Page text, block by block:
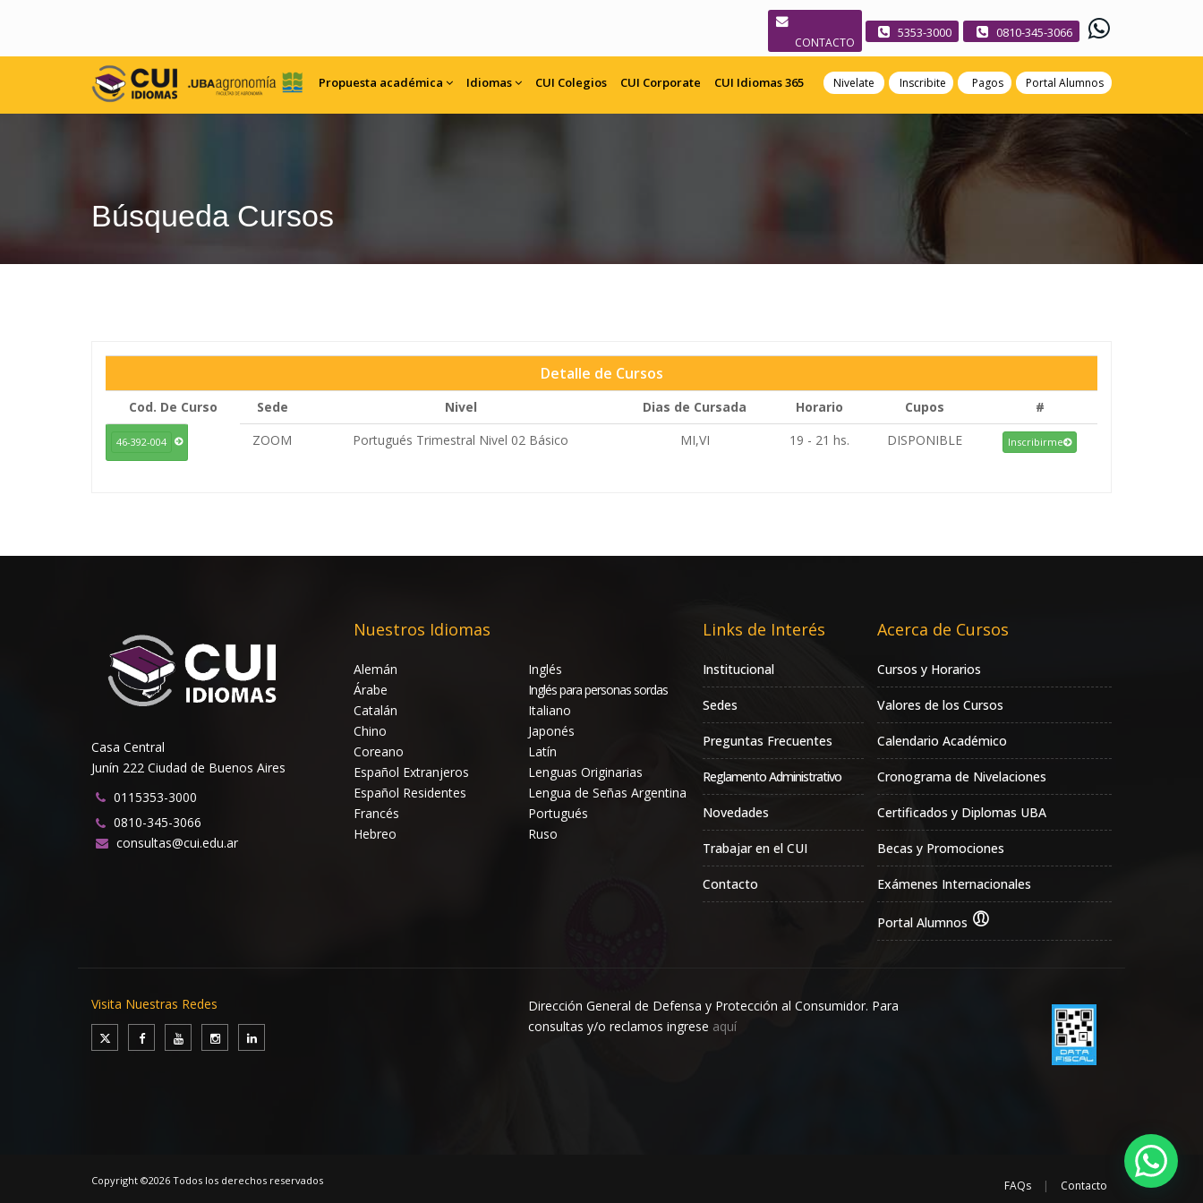
CONTACTO
5353-3000 0810-345-3066
Nivelate Inscribite Pagos Portal Alumnos
Propuesta académica Idiomas CUI Colegios CUI Corporate CUI Idiomas 365
Búsqueda Cursos
Detalle de Cursos
Cod. De Curso Sede Nivel Dias de Cursada Horario Cupos #
46-392-004 ZOOM Portugués Trimestral Nivel 02 Básico MI,VI 19 - 21 hs. DISPONIBLE Inscribirme
Casa Central
Junín 222 Ciudad de Buenos Aires
0115353-3000
0810-345-3066
consultas@cui.edu.ar
Nuestros Idiomas
Alemán
Árabe
Catalán
Chino
Coreano
Español Extranjeros
Español Residentes
Francés
Hebreo
Inglés
Inglés para personas sordas
Italiano
Japonés
Latín
Lenguas Originarias
Lengua de Señas Argentina
Portugués
Ruso
Links de Interés
Institucional
Sedes
Preguntas Frecuentes
Reglamento Administrativo
Novedades
Trabajar en el CUI
Contacto
Acerca de Cursos
Cursos y Horarios
Valores de los Cursos
Calendario Académico
Cronograma de Nivelaciones
Certificados y Diplomas UBA
Becas y Promociones
Exámenes Internacionales
Portal Alumnos
Visita Nuestras Redes
Dirección General de Defensa y Protección al Consumidor. Para
consultas y/o reclamos ingrese aquí
Copyright ©2026 Todos los derechos reservados FAQs | Contacto